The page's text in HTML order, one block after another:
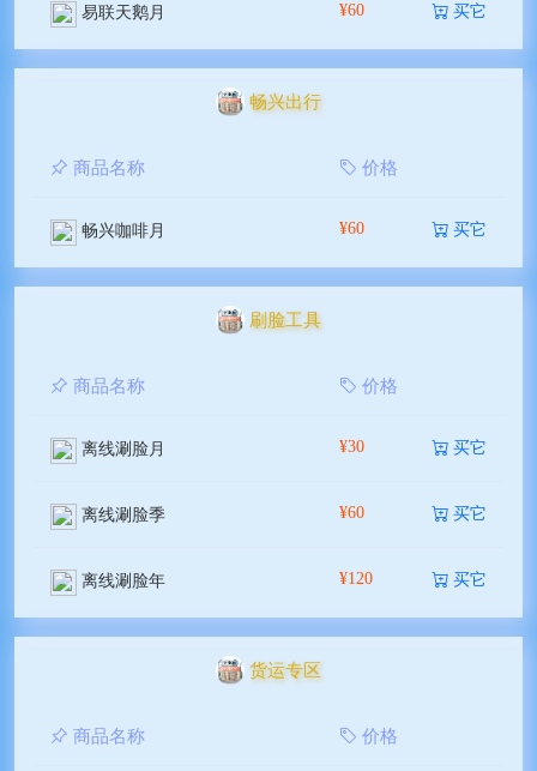
易联天鹅月 ¥60 买它
畅兴出行
商品名称 价格
畅兴咖啡月 ¥60 买它
刷脸工具
商品名称 价格
离线涮脸月 ¥30 买它
离线涮脸季 ¥60 买它
离线涮脸年 ¥120 买它
货运专区
商品名称 价格